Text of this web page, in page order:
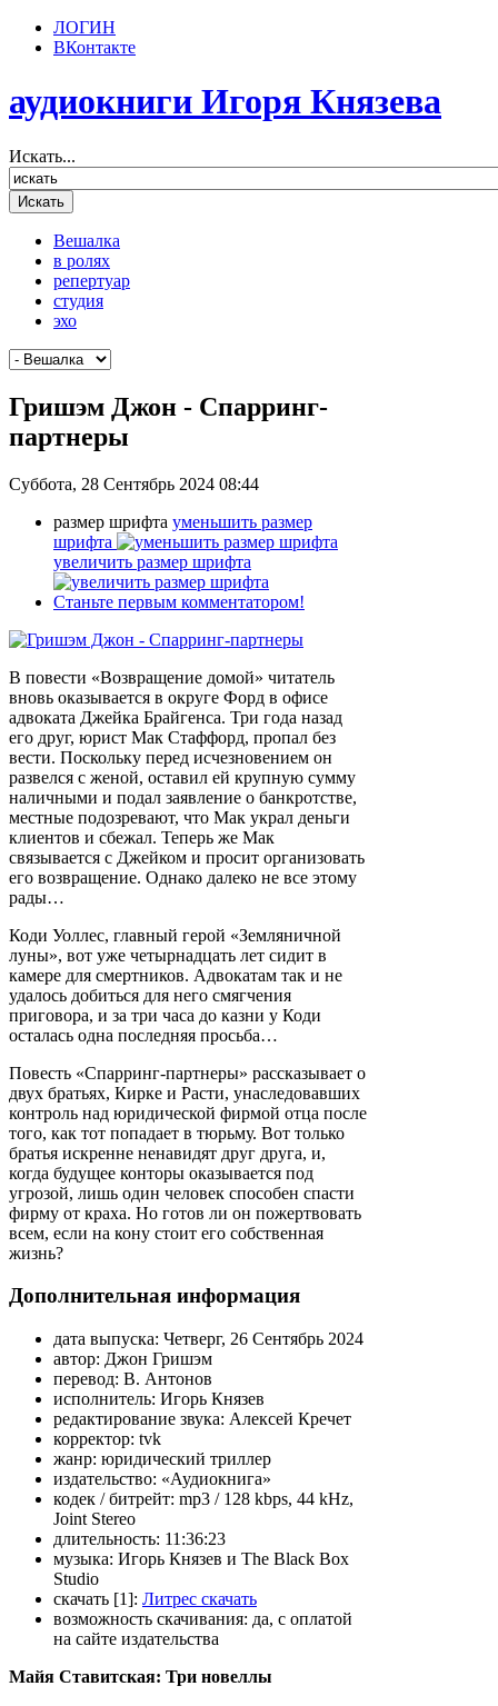
ЛОГИН
ВКонтакте
аудиокниги Игоря Князева
Искать...
Вешалка
в ролях
репертуар
студия
эхо
Гришэм Джон - Спарринг-
партнеры
Суббота, 28 Сентябрь 2024 08:44
размер шрифта уменьшить размер
шрифта
увеличить размер шрифта
Станьте первым комментатором!
В повести «Возвращение домой» читатель
вновь оказывается в округе Форд в офисе
адвоката Джейка Брайгенса. Три года назад
его друг, юрист Мак Стаффорд, пропал без
вести. Поскольку перед исчезновением он
развелся с женой, оставил ей крупную сумму
наличными и подал заявление о банкротстве,
местные подозревают, что Мак украл деньги
клиентов и сбежал. Теперь же Мак
связывается с Джейком и просит организовать
его возвращение. Однако далеко не все этому
рады…
Коди Уоллес, главный герой «Земляничной
луны», вот уже четырнадцать лет сидит в
камере для смертников. Адвокатам так и не
удалось добиться для него смягчения
приговора, и за три часа до казни у Коди
осталась одна последняя просьба…
Повесть «Спарринг-партнеры» рассказывает о
двух братьях, Кирке и Расти, унаследовавших
контроль над юридической фирмой отца после
того, как тот попадает в тюрьму. Вот только
братья искренне ненавидят друг друга, и,
когда будущее конторы оказывается под
угрозой, лишь один человек способен спасти
фирму от краха. Но готов ли он пожертвовать
всем, если на кону стоит его собственная
жизнь?
Дополнительная информация
дата выпуска: Четверг, 26 Сентябрь 2024
автор: Джон Гришэм
перевод: В. Антонов
исполнитель: Игорь Князев
редактирование звука: Алексей Кречет
корректор: tvk
жанр: юридический триллер
издательство: «Аудиокнига»
кодек / битрейт: mp3 / 128 kbps, 44 kHz,
Joint Stereo
длительность: 11:36:23
музыка: Игорь Князев и The Black Box
Studio
скачать [1]: Литрес скачать
возможность скачивания: да, с оплатой
на сайте издательства
Майя Ставитская: Три новеллы